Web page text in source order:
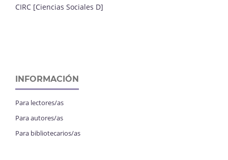
CIRC [Ciencias Sociales D]
INFORMACIÓN
Para lectores/as
Para autores/as
Para bibliotecarios/as